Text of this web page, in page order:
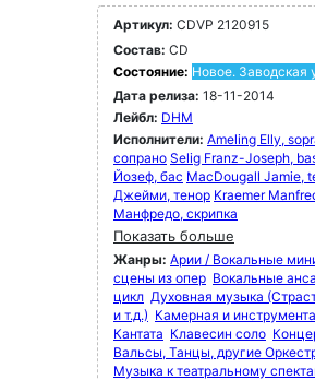
Артикул: CDVP 2120915
Состав: CD
Состояние: Новое. Заводская
Дата релиза: 18-11-2014
Лейбл: DHM
Исполнители: Ameling Elly,
сопрано Selig Franz-Joseph,
Йозеф, бас MacDougall Jamie,
Джейми, тенор Kraemer
Манфредо, скрипка
Показать больше
Жанры: Арии / Вокальные
сцены из опер Вокальные
цикл Духовная музыка
и т.д.) Камерная и
Кантата Клавесин соло
Вальсы, Танцы, другие
Музыка к театральному